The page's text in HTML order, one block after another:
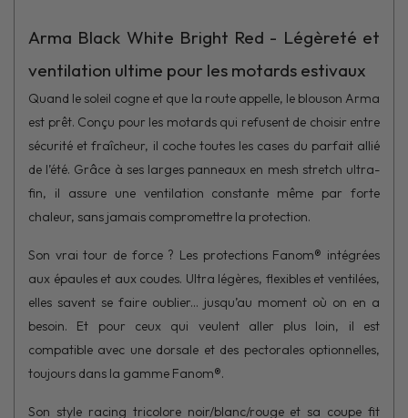
Arma Black White Bright Red - Légèreté et
ventilation ultime pour les motards estivaux
Quand le soleil cogne et que la route appelle, le blouson Arma
est prêt. Conçu pour les motards qui refusent de choisir entre
sécurité et fraîcheur, il coche toutes les cases du parfait allié
de l’été. Grâce à ses larges panneaux en mesh stretch ultra-
fin, il assure une ventilation constante même par forte
chaleur, sans jamais compromettre la protection.
Son vrai tour de force ? Les protections Fanom® intégrées
aux épaules et aux coudes. Ultra légères, flexibles et ventilées,
elles savent se faire oublier... jusqu’au moment où on en a
besoin. Et pour ceux qui veulent aller plus loin, il est
compatible avec une dorsale et des pectorales optionnelles,
toujours dans la gamme Fanom®.
Son style racing tricolore noir/blanc/rouge et sa coupe fit